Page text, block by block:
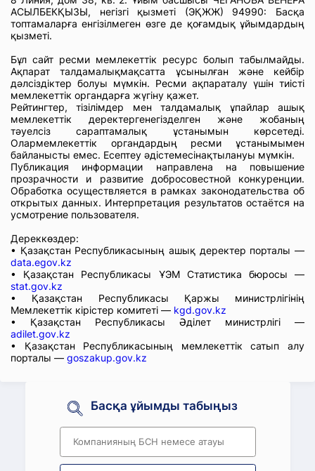
АСЫЛБЕКҚЫЗЫ, негізгі қызметі (ЭҚЖЖ) 94990: Басқа
топтамаларға енгізілмеген өзге де қоғамдық ұйымдардың
қызметі.
Бұл сайт ресми мемлекеттік ресурс болып табылмайды.
Ақпарат талдамалықмақсатта ұсынылған және кейбір
дәлсіздіктер болуы мүмкін. Ресми ақпараталу үшін тиісті
мемлекеттік органдарға жүгіну қажет.
Рейтингтер, тізілімдер мен талдамалық ұпайлар ашық
мемлекеттік деректергенегізделген және жобаның
тәуелсіз сараптамалық ұстанымын көрсетеді.
Олармемлекеттік органдардың ресми ұстанымымен
байланысты емес. Есептеу әдістемесінақтылануы мүмкін.
Публикация информации направлена на повышение
прозрачности и развитие добросовестной конкуренции.
Обработка осуществляется в рамках законодательства об
открытых данных. Интерпретация результатов остаётся на
усмотрение пользователя.
Дереккөздер:
• Қазақстан Республикасының ашық деректер порталы —
data.egov.kz
• Қазақстан Республикасы ҰЭМ Статистика бюросы —
stat.gov.kz
• Қазақстан Республикасы Қаржы министрлігінің
Мемлекеттік кірістер комитеті — kgd.gov.kz
• Қазақстан Республикасы Әділет министрлігі —
adilet.gov.kz
• Қазақстан Республикасының мемлекеттік сатып алу
порталы — goszakup.gov.kz
Басқа ұйымды табыңыз